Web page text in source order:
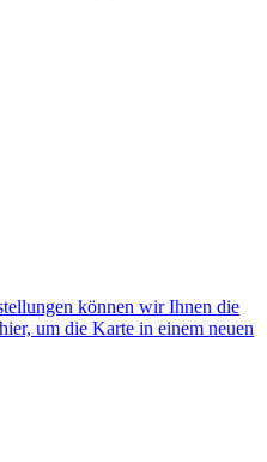
können wir Ihnen die
um die Karte in einem neuen